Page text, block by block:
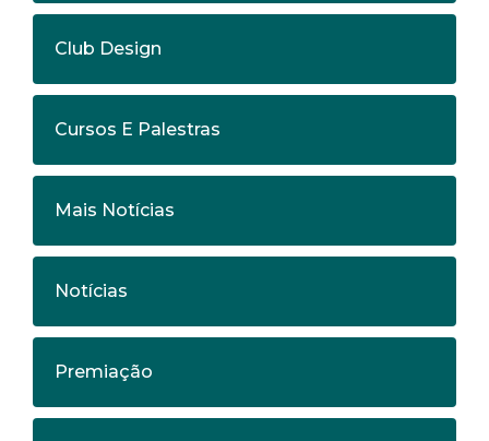
Club Design
Cursos E Palestras
Mais Notícias
Notícias
Premiação